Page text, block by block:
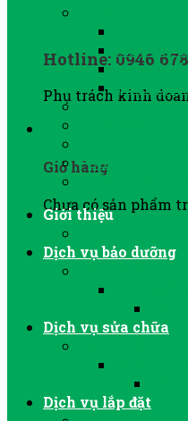
Hotline: 0946
Phụ trách kinh
Giỏ hàng
Chưa có sản phẩm
Máy sấy
Máy sấy
Thiết bị
PHỤ TÙNG
BÌNH TÍCH
SỬA CHỮA,
Giới thiệu
Dịch vụ bảo dưỡng
Dịch vụ sửa chữa
Dịch vụ lắp đặt